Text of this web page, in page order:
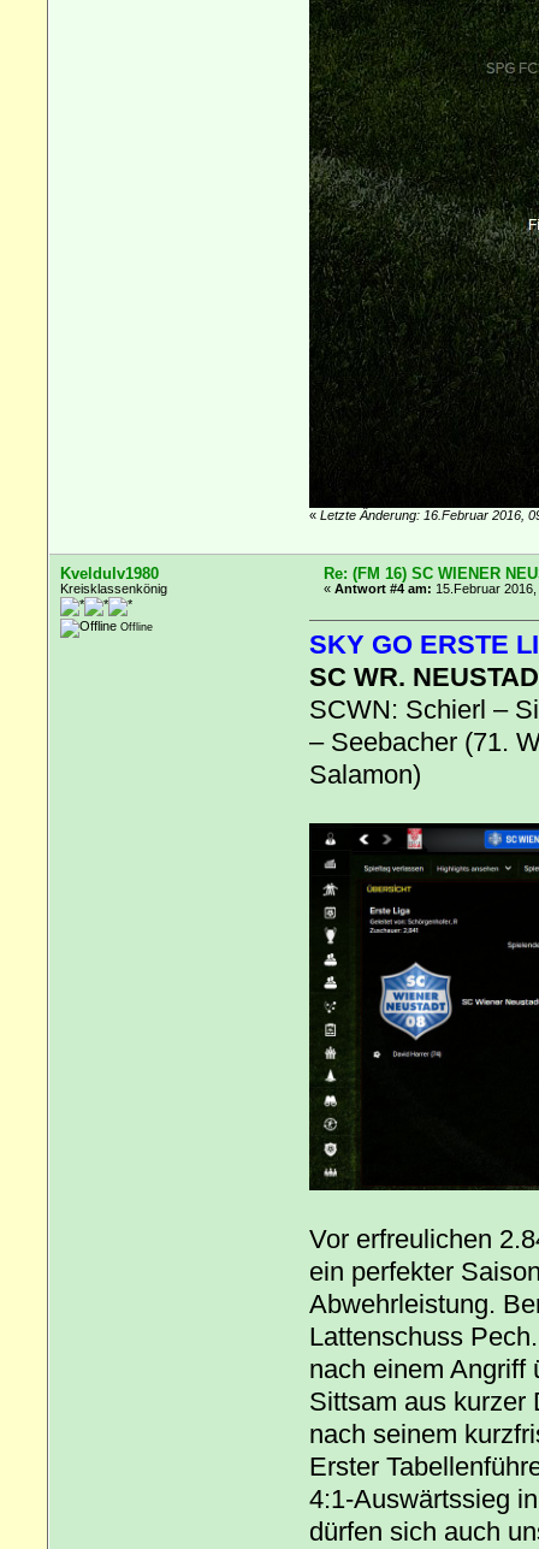
« Letzte Änderung: 16.Februar 2016,
Kveldulv1980
Kreisklassenkönig
Offline
Re: (FM 16) SC WIENER
«Antwort #4 am: 15.Februar
SKY GO ERSTE
SC WR.
SCWN: Schierl –
– Seebacher (71.
Salamon)
Vor erfreulichen
ein perfekter
Abwehrleistung.
Lattenschuss
nach einem Angriff
Sittsam aus kurzer
nach seinem
Erster
4:1-Auswärtssieg
dürfen sich auch